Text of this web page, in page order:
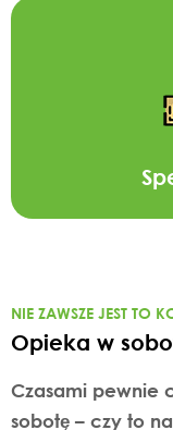
NIE ZAWSZE JEST TO
Opieka w
Czasami pewnie
sobotę – czy to